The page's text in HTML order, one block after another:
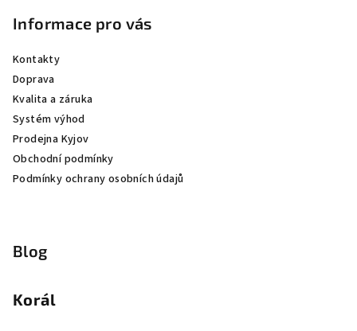
Informace pro vás
Kontakty
Doprava
Kvalita a záruka
Systém výhod
Prodejna Kyjov
Obchodní podmínky
Podmínky ochrany osobních údajů
Blog
Korál